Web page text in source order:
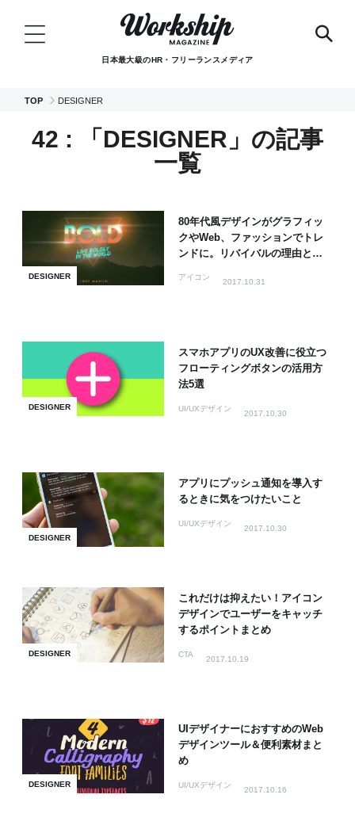
日本最大級のHR・フリーランスメディア
TOP DESIGNER
42 : 「DESIGNER」の記事
一覧
DESIGNER
80年代風デザインがグラフィッ
クやWeb、ファッションでトレ
ンドに。リバイバルの理由と特
アイコン
2017.10.31
DESIGNER
スマホアプリのUX改善に役立つ
フローティングボタンの活用方
法5選
UI/UXデザイン
2017.10.30
DESIGNER
アプリにプッシュ通知を導入す
るときに気をつけたいこと
UI/UXデザイン
2017.10.30
DESIGNER
これだけは抑えたい！アイコン
デザインでユーザーをキャッチ
するポイントまとめ
CTA
2017.10.19
DESIGNER
UIデザイナーにおすすめのWeb
デザインツール＆便利素材まと
め
UI/UXデザイン
2017.10.16